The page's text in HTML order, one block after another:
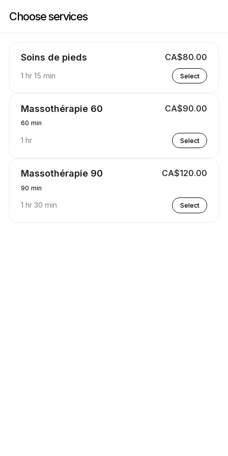
Choose services
Soins de pieds CA$80.00
1 hr 15 min Select
Massothérapie 60 CA$90.00
60 min
1 hr Select
Massothérapie 90 CA$120.00
90 min
1 hr 30 min Select